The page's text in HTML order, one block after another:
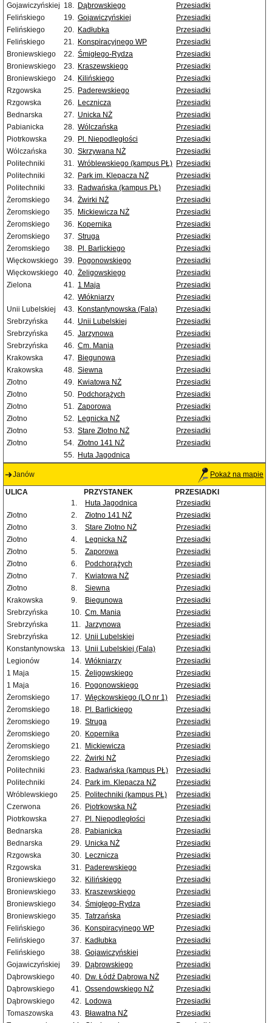
Gojawiczyńskiej 18. Dąbrowskiego
Przesiadki
Felińskiego
19. Gojawiczyńskiej
Przesiadki
Felińskiego
20. Kadłubka
Przesiadki
Felińskiego
21. Konspiracyjnego WP
Przesiadki
Broniewskiego
22. Śmigłego-Rydza
Przesiadki
Broniewskiego
23. Kraszewskiego
Przesiadki
Broniewskiego
24. Kilińskiego
Przesiadki
Rzgowska
25. Paderewskiego
Przesiadki
Rzgowska
26. Lecznicza
Przesiadki
Bednarska
27. Unicka NŻ
Przesiadki
Pabianicka
28. Wólczańska
Przesiadki
Piotrkowska
29. Pl. Niepodległości
Przesiadki
Wólczańska
30. Skrzywana NŻ
Przesiadki
Politechniki
31. Wróblewskiego (kampus PŁ) Przesiadki
Politechniki
32. Park im. Klepacza NŻ
Przesiadki
Politechniki
33. Radwańska (kampus PŁ)
Przesiadki
Żeromskiego
34. Żwirki NŻ
Przesiadki
Żeromskiego
35. Mickiewicza NŻ
Przesiadki
Żeromskiego
36. Kopernika
Przesiadki
Żeromskiego
37. Struga
Przesiadki
Żeromskiego
38. Pl. Barlickiego
Przesiadki
Więckowskiego
39. Pogonowskiego
Przesiadki
Więckowskiego
40. Żeligowskiego
Przesiadki
Zielona
41. 1 Maja
Przesiadki
42. Włókniarzy
Przesiadki
Unii Lubelskiej
43. Konstantynowska (Fala)
Przesiadki
Srebrzyńska
44. Unii Lubelskiej
Przesiadki
Srebrzyńska
45. Jarzynowa
Przesiadki
Srebrzyńska
46. Cm. Mania
Przesiadki
Krakowska
47. Biegunowa
Przesiadki
Krakowska
48. Siewna
Przesiadki
Złotno
49. Kwiatowa NŻ
Przesiadki
Złotno
50. Podchorążych
Przesiadki
Złotno
51. Zaporowa
Przesiadki
Złotno
52. Legnicka NŻ
Przesiadki
Złotno
53. Stare Złotno NŻ
Przesiadki
Złotno
54. Złotno 141 NŻ
Przesiadki
55. Huta Jagodnica
Janów Pokaż na mapie
ULICA PRZYSTANEK
PRZESIADKI
1.
Huta Jagodnica
Przesiadki
Złotno
2. Złotno 141 NŻ
Przesiadki
Złotno
3. Stare Złotno NŻ
Przesiadki
Złotno
4. Legnicka NŻ
Przesiadki
Złotno
5. Zaporowa
Przesiadki
Złotno
6. Podchorążych
Przesiadki
Złotno
7. Kwiatowa NŻ
Przesiadki
Złotno
8. Siewna
Przesiadki
Krakowska
9. Biegunowa
Przesiadki
Srebrzyńska
10. Cm. Mania
Przesiadki
Srebrzyńska
11. Jarzynowa
Przesiadki
Srebrzyńska
12. Unii Lubelskiej
Przesiadki
Konstantynowska
13. Unii Lubelskiej (Fala)
Przesiadki
Legionów
14. Włókniarzy
Przesiadki
1 Maja
15. Żeligowskiego
Przesiadki
1 Maja
16. Pogonowskiego
Przesiadki
Żeromskiego
17. Więckowskiego (LO nr 1)
Przesiadki
Żeromskiego
18. Pl. Barlickiego
Przesiadki
Żeromskiego
19. Struga
Przesiadki
Żeromskiego
20. Kopernika
Przesiadki
Żeromskiego
21. Mickiewicza
Przesiadki
Żeromskiego
22. Żwirki NŻ
Przesiadki
Politechniki
23. Radwańska (kampus PŁ)
Przesiadki
Politechniki
24. Park im. Klepacza NŻ
Przesiadki
Wróblewskiego
25. Politechniki (kampus PŁ)
Przesiadki
Czerwona
26. Piotrkowska NŻ
Przesiadki
Piotrkowska
27. Pl. Niepodległości
Przesiadki
Bednarska
28. Pabianicka
Przesiadki
Bednarska
29. Unicka NŻ
Przesiadki
Rzgowska
30. Lecznicza
Przesiadki
Rzgowska
31. Paderewskiego
Przesiadki
Broniewskiego
32. Kilińskiego
Przesiadki
Broniewskiego
33. Kraszewskiego
Przesiadki
Broniewskiego
34. Śmigłego-Rydza
Przesiadki
Broniewskiego
35. Tatrzańska
Przesiadki
Felińskiego
36. Konspiracyjnego WP
Przesiadki
Felińskiego
37. Kadłubka
Przesiadki
Felińskiego
38. Gojawiczyńskiej
Przesiadki
Gojawiczyńskiej
39. Dąbrowskiego
Przesiadki
Dąbrowskiego
40. Dw. Łódź Dąbrowa NŻ
Przesiadki
Dąbrowskiego
41. Ossendowskiego NŻ
Przesiadki
Dąbrowskiego
42. Lodowa
Przesiadki
Tomaszowska
43. Bławatna NŻ
Przesiadki